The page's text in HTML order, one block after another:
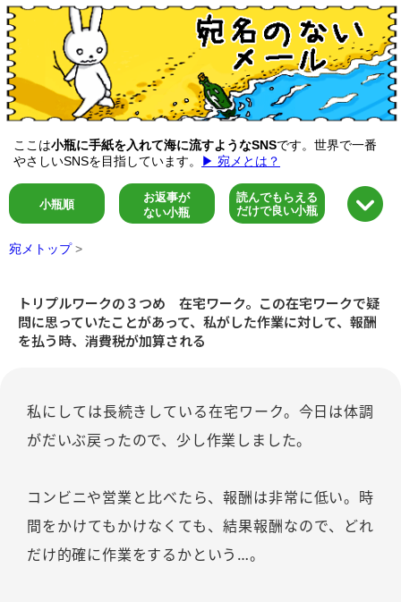
ここは小瓶に手紙を入れて海に流すようなSNSです。世界で一番
やさしいSNSを目指しています。
▶ 宛メとは？
小瓶順
お返事が
ない小瓶
読んでもらえる
だけで良い小瓶
宛メトップ >
トリプルワークの３つめ 在宅ワーク。この在宅ワークで疑
問に思っていたことがあって、私がした作業に対して、報酬
を払う時、消費税が加算される
私にしては長続きしている在宅ワーク。今日は体調
がだいぶ戻ったので、少し作業しました。
コンビニや営業と比べたら、報酬は非常に低い。時
間をかけてもかけなくても、結果報酬なので、どれ
だけ的確に作業をするかという…。